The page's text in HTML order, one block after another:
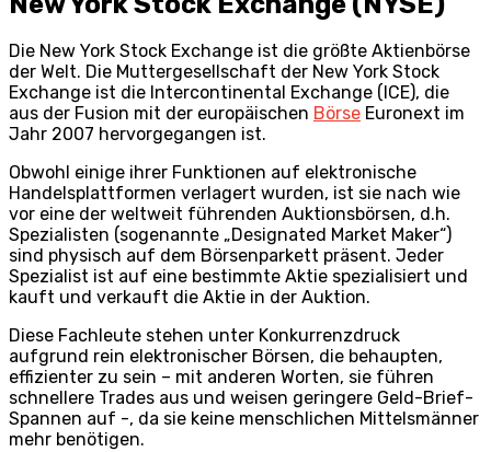
Die New York Stock Exchange ist die größte Aktienbörse
der Welt. Die Muttergesellschaft der New York Stock
Exchange ist die Intercontinental Exchange (ICE), die
aus der Fusion mit der europäischen Börse Euronext im
Jahr 2007 hervorgegangen ist.
Obwohl einige ihrer Funktionen auf elektronische
Handelsplattformen verlagert wurden, ist sie nach wie
vor eine der weltweit führenden Auktionsbörsen, d.h.
Spezialisten (sogenannte „Designated Market Maker“)
sind physisch auf dem Börsenparkett präsent. Jeder
Spezialist ist auf eine bestimmte Aktie spezialisiert und
kauft und verkauft die Aktie in der Auktion.
Diese Fachleute stehen unter Konkurrenzdruck
aufgrund rein elektronischer Börsen, die behaupten,
effizienter zu sein – mit anderen Worten, sie führen
schnellere Trades aus und weisen geringere Geld-Brief-
Spannen auf -, da sie keine menschlichen Mittelsmänner
mehr benötigen.